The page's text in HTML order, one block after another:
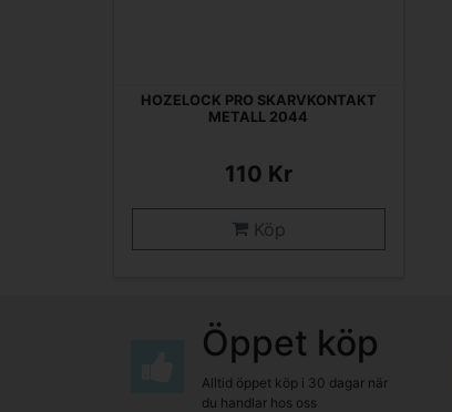
HOZELOCK PRO SKARVKONTAKT
METALL 2044
110 Kr
Köp
Öppet köp
Alltid öppet köp i 30 dagar när
du handlar hos oss